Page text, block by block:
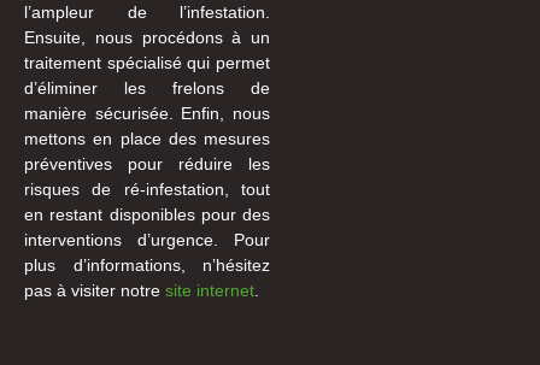
l’ampleur de l’infestation.
Ensuite, nous procédons à un
traitement spécialisé qui permet
d’éliminer les frelons de
manière sécurisée. Enfin, nous
mettons en place des mesures
préventives pour réduire les
risques de ré-infestation, tout
en restant disponibles pour des
interventions d’urgence. Pour
plus d’informations, n’hésitez
pas à visiter notre site internet